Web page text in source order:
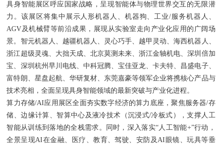
具身智能展区呼应国家战略，呈现智能体与物理世界交互的无限潜
力。该展区将集中展示人形机器人、机器狗、工业/服务机器人、
AGV及机械臂等前沿成果，展现从实验室走向产业化应用的广阔场
景。智元机器人、越疆机器人、灵心巧手、越甲灵动、海西机器人、
浙江超级灵魂、大拙天成、北京莫测未来、浙江金轴机电、深圳倍加
宝、深圳杭州早川电线、中科冠腾、宝佳亚龙、卡夫特、昌盛电子、
富特朗、星盘起航、华研复材、东莞嘉豪等领军企业将携核心产品与
技术亮相，全面呈现具身智能领域的最新突破与产业化进程。
算力存储/AI应用展区全面夯实数字经济的算力底座，聚焦服务器/存
储、边缘计算、智算中心及液冷技术（沉浸式/冷板式），支撑人工
智能从训练到落地的全栈需求。同时，深入落实“人工智能+”行动，
全景呈现AI在金融、医疗、教育、驾驶、安防及AI眼镜、玩具等垂